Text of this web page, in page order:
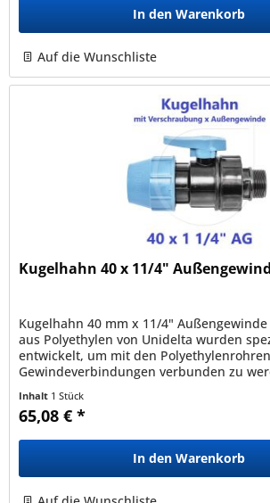
In den Warenkorb
Auf die Wunschliste
Kugelhahn 40 x 11/4"
Kugelhahn 40 mm x 11/4"
aus Polyethylen von Unidelta wurden
entwickelt, um mit den
Gewindeverbindungen verbunden zu
Inhalt 1 Stück
65,08 € *
In den Warenkorb